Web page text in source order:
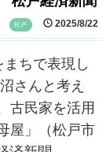
松戸 2025/8/22
まちで表現し
さんと考え
古民家を活用
屋」（松戸市